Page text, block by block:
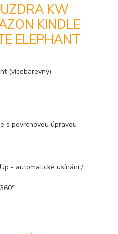
KW
KINDLE
ELEPHANT
(vícebarevný)
s povrchovou úpravou
- automatické usínání /